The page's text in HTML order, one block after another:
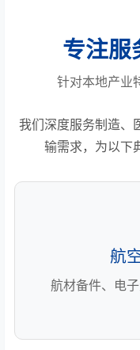
专注服
针对本地产业
我们深度服务制造、
输需求，为以下
航
航材备件、电